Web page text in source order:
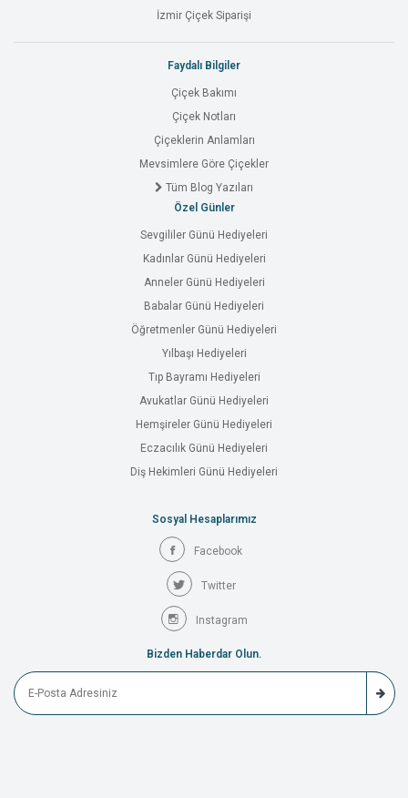
İzmir Çiçek Siparişi
Faydalı Bilgiler
Çiçek Bakımı
Çiçek Notları
Çiçeklerin Anlamları
Mevsimlere Göre Çiçekler
Tüm Blog Yazıları
Özel Günler
Sevgililer Günü Hediyeleri
Kadınlar Günü Hediyeleri
Anneler Günü Hediyeleri
Babalar Günü Hediyeleri
Öğretmenler Günü Hediyeleri
Yılbaşı Hediyeleri
Tıp Bayramı Hediyeleri
Avukatlar Günü Hediyeleri
Hemşireler Günü Hediyeleri
Eczacılık Günü Hediyeleri
Diş Hekimleri Günü Hediyeleri
Sosyal Hesaplarımız
Facebook
Twitter
Instagram
Bizden Haberdar Olun.